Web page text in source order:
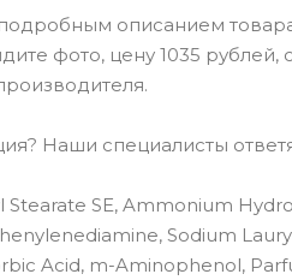
описанием
фото, цену 1035
Наши специалисты
Stearate SE, Ammonium
Sodium
Acid, m-Aminophenol,